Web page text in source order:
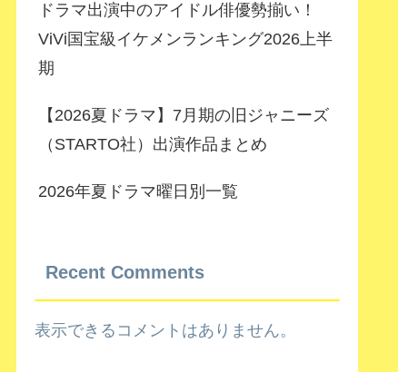
ドラマ出演中のアイドル俳優勢揃い！
ViVi国宝級イケメンランキング2026上半
期
【2026夏ドラマ】7月期の旧ジャニーズ
（STARTO社）出演作品まとめ
2026年夏ドラマ曜日別一覧
Recent Comments
表示できるコメントはありません。